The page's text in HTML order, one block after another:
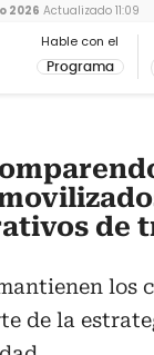
Hable con el
Programa
2026 Actualizado 11:09
de
los
de la